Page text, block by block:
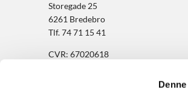
Storegade 25
6261 Bredebro
Tlf. 74 71 15 41
CVR: 67020618
© 2026 Sparekassen Bredebro. Alle